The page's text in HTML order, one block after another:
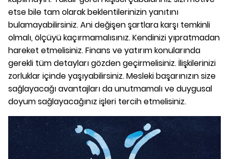
etse bile tam olarak beklentilerinizin yanıtını
bulamayabilirsiniz. Ani değişen şartlara karşı temkinli
olmalı, ölçüyü kaçırmamalısınız. Kendinizi yıpratmadan
hareket etmelisiniz. Finans ve yatırım konularında
gerekli tüm detayları gözden geçirmelisiniz. İlişkilerinizi
zorluklar içinde yaşıyabilirsiniz. Mesleki başarınızın size
sağlayacağı avantajları da unutmamalı ve duygusal
doyum sağlayacağınız işleri tercih etmelisiniz.